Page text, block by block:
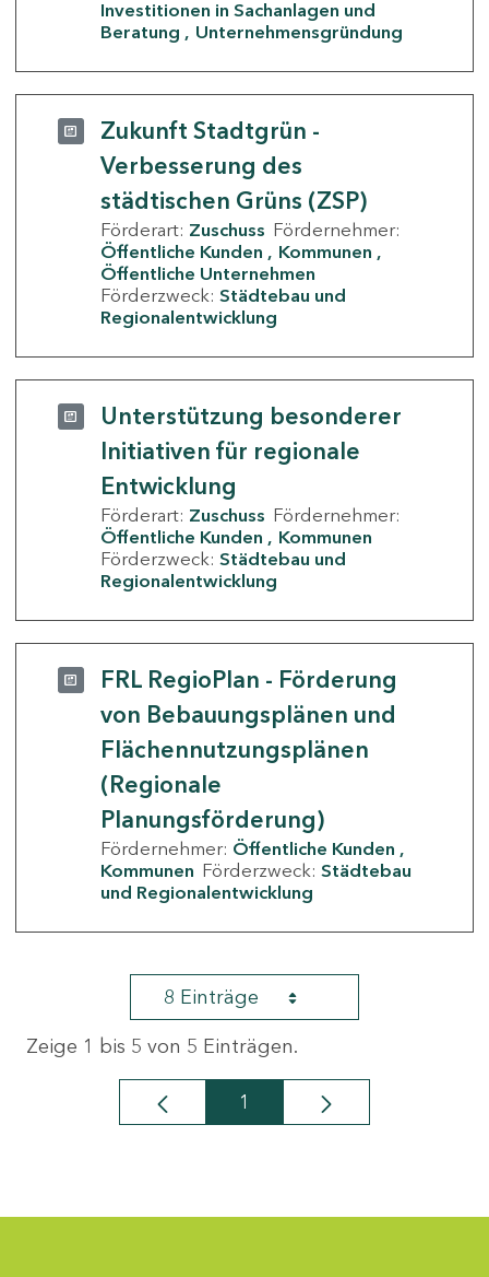
Investitionen in Sachanlagen und
Beratung
Unternehmensgründung
Zukunft Stadtgrün -
Verbesserung des
städtischen Grüns (ZSP)
Förderart: Zuschuss Fördernehmer:
Öffentliche Kunden
Kommunen
Öffentliche Unternehmen
Förderzweck: Städtebau und
Regionalentwicklung
Unterstützung besonderer
Initiativen für regionale
Entwicklung
Förderart: Zuschuss Fördernehmer:
Öffentliche Kunden
Kommunen
Förderzweck: Städtebau und
Regionalentwicklung
FRL RegioPlan - Förderung
von Bebauungsplänen und
Flächennutzungsplänen
(Regionale
Planungsförderung)
Fördernehmer: Öffentliche Kunden
Kommunen Förderzweck: Städtebau
und Regionalentwicklung
8 Einträge
Zeige 1 bis 5 von 5 Einträgen.
Seite
1